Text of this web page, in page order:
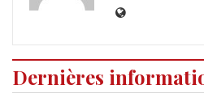
Dernières